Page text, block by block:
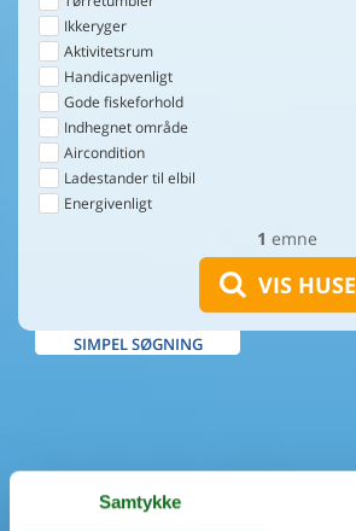
1 emne
VIS HUSE
Ikkeryger
Aktivitetsrum
Handicapvenligt
Gode fiskeforhold
Indhegnet område
Aircondition
Ladestander til elbil
Energivenligt
SIMPEL SØGNING
Samtykke